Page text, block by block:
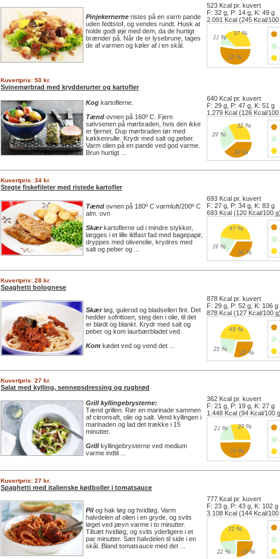
Pinjekernerne ristes på en varm pande
uden fedtstof, og vendes rundt. Husk at
holde godt øje med dem, da de hurtigt
brænder på. Når de er lysebrune, tages
de af varmen og køler af i en skål.
523 Kcal pr. kuvert
F: 32 g, P: 14 g, K: 49 g
2.091 Kcal (245 Kcal/100
Kuvertpris: 50 kr.
Svinemørbrad med krydderurter og kartofler
Kog kartoflerne.
Tænd ovnen på 160º C. Fjern
sølvsenen på mørbraden, hvis den ikke
er fjernet. Dup mørbraden tør med
køkkenrulle. Krydr med salt og peber.
Varm olien på en pande ved god varme.
Brun hurtigt ...
640 Kcal pr. kuvert
F: 29 g, P: 47 g, K: 51 g
1.279 Kcal (126 Kcal/100
Kuvertpris: 34 kr.
Stegte fiskefileter med ristede kartofler
Tænd ovnen på 180º C varmluft/200º C
alm. ovn
Skærkartoflerne ud i mindre stykker,
lægges i et lille ildfast fad med bagepapir,
dryppes med olivenolie, krydres med
salt og peber og ...
693 Kcal pr. kuvert
F: 27 g, P: 34 g, K: 83 g
693 Kcal (120 Kcal/100 g)
Kuvertpris: 28 kr.
Spaghetti bolognese
Skærløg, gulerod og bladselleri fint. Det
hedder sofrittoen, steg den i olie, til det
er blødt og blankt. Krydr med salt og
peber og kom laurbærbladet ved.
Kom kødet ved og vend det ...
878 Kcal pr. kuvert
F: 29 g, P: 52 g, K: 106 g
878 Kcal (127 Kcal/100 g)
Kuvertpris: 27 kr.
Salat med kylling, sennepsdressing og rugbrød
Grill kyllingebrysterne:
Tænd grillen. Rør en marinade sammen
af citronsaft, olie og salt. Vend kyllingen i
marinaden og lad det trække i 15
minutter.
Grillkyllingebrysterne ved medium
varme indtil ...
362 Kcal pr. kuvert
F: 21 g, P: 19 g, K: 27 g
1.448 Kcal (94 Kcal/100
Kuvertpris: 27 kr.
Spaghetti med italienske kødboller i tomatsauce
Pilog hak løg og hvidløg. Varm
halvdelen af olien i en gryde, og svits
løget ved jævn varme i to minutter.
Tilsæt hvidløg, og svits yderligere i et
par minutter. Sæt halvdelen til side i en
skål. Bland tomatsauce med det ...
777 Kcal pr. kuvert
F: 23 g, P: 43 g, K: 102 g
3.108 Kcal (144 Kcal/100